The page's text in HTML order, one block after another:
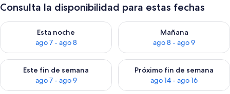
Consulta la disponibilidad para estas fechas
Esta noche
ago 7 - ago 8
Consulta la disponibilidad para esta noche, ago 7 - ago 8
Mañana
ago 8 - ago 9
Consulta la disponibilidad
Este fin de semana
ago 7 - ago 9
Consulta la disponibilidad para este fin de semana, ago 7 -
Próximo fin de semana
ago 14 - ago 16
Consulta la disponibilidad